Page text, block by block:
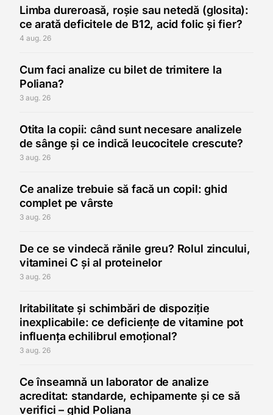
Limba dureroasă, roșie sau netedă (glosita):
ce arată deficitele de B12, acid folic și fier?
4 aug. 26
Cum faci analize cu bilet de trimitere la
Poliana?
3 aug. 26
Otita la copii: când sunt necesare analizele
de sânge și ce indică leucocitele crescute?
3 aug. 26
Ce analize trebuie să facă un copil: ghid
complet pe vârste
3 aug. 26
De ce se vindecă rănile greu? Rolul zincului,
vitaminei C și al proteinelor
3 aug. 26
Iritabilitate și schimbări de dispoziție
inexplicabile: ce deficiențe de vitamine pot
influența echilibrul emoțional?
3 aug. 26
Ce înseamnă un laborator de analize
acreditat: standarde, echipamente și ce să
verifici – ghid Poliana